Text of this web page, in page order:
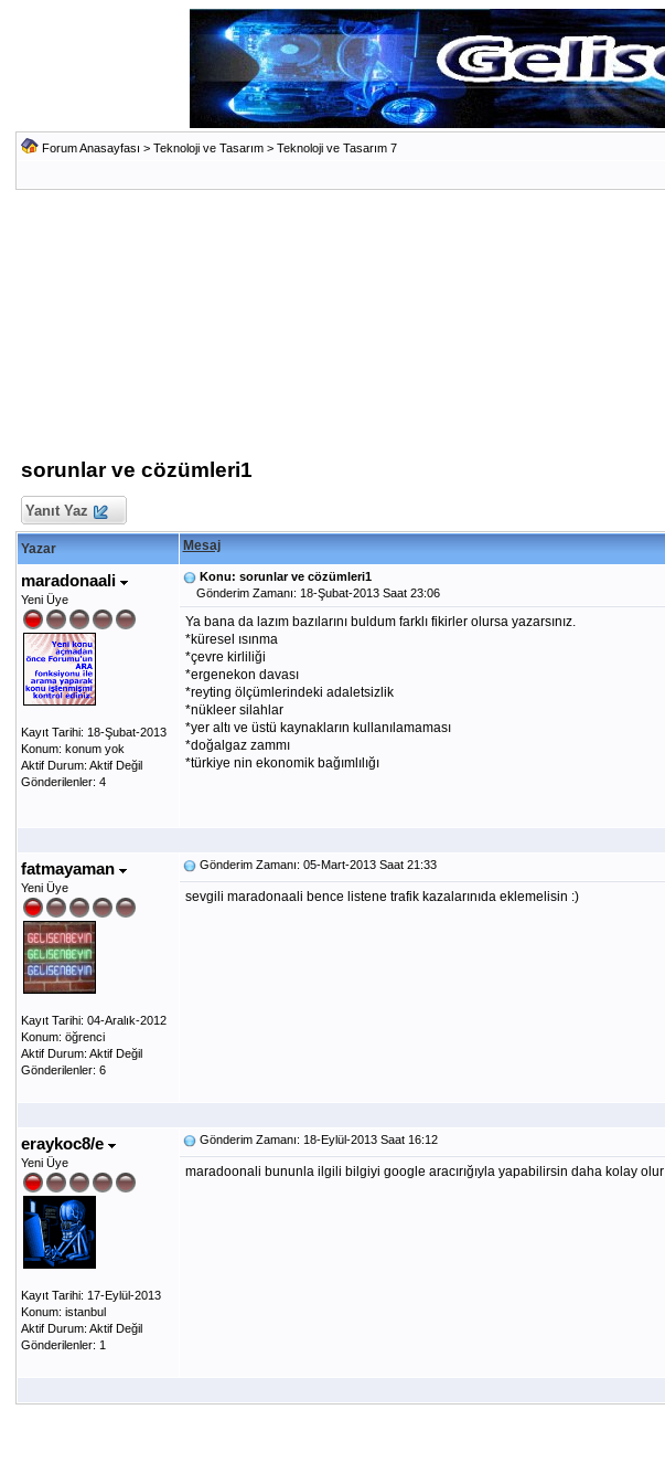
Forum Anasayfası > Teknoloji ve Tasarım> Teknoloji ve Tasarım 7
sorunlar ve cözümleri1
Yanıt Yaz
Yazar Mesaj
maradonaali
Yeni Üye
Kayıt Tarihi: 18-Şubat-2013
Konum: konum yok
Aktif Durum: Aktif Değil
Gönderilenler: 4
Konu: sorunlar ve cözümleri1
Gönderim Zamanı: 18-Şubat-2013 Saat 23:06
Ya bana da lazım bazılarını buldum farklı fikirler olursa yazarsınız.
*küresel ısınma
*çevre kirliliği
*ergenekon davası
*reyting ölçümlerindeki adaletsizlik
*nükleer silahlar
*yer altı ve üstü kaynakların kullanılamaması
*doğalgaz zammı
*türkiye nin ekonomik bağımlılığı
fatmayaman
Yeni Üye
Kayıt Tarihi: 04-Aralık-2012
Konum: öğrenci
Aktif Durum: Aktif Değil
Gönderilenler: 6
Gönderim Zamanı: 05-Mart-2013 Saat 21:33
sevgili maradonaali bence listene trafik kazalarınıda eklemelisin :)
eraykoc8/e
Yeni Üye
Kayıt Tarihi: 17-Eylül-2013
Konum: istanbul
Aktif Durum: Aktif Değil
Gönderilenler: 1
Gönderim Zamanı: 18-Eylül-2013 Saat 16:12
maradoonali bununla ilgili bilgiyi google aracırığıyla yapabilirsin daha kolay olur